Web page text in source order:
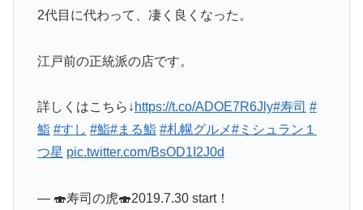
2代目に代わって、凄く良くなった。
江戸前の正統派の店です。
詳しくはこちら↓ https://t.co/ADOE7R6Jly#寿司 #
鮨 #すし #鮨#まる鮨 #札幌グルメ#ミシュラン１
つ星 pic.twitter.com/BsOD1I2J0d
— 🍣寿司の虎🍣2019.7.30 start！